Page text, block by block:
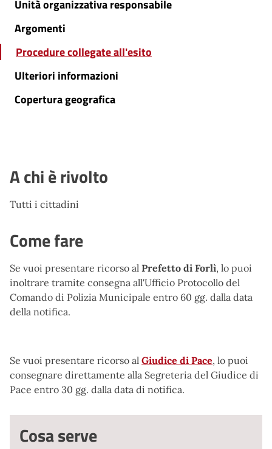
Unità organizzativa responsabile
Argomenti
Procedure collegate all'esito
Ulteriori informazioni
Copertura geografica
A chi è rivolto
Tutti i cittadini
Come fare
Se vuoi presentare ricorso al Prefetto di Forlì, lo puoi
inoltrare tramite consegna all'Ufficio Protocollo del
Comando di Polizia Municipale entro 60 gg. dalla data
della notifica.
Se vuoi presentare ricorso al Giudice di Pace, lo puoi
consegnare direttamente alla Segreteria del Giudice di
Pace entro 30 gg. dalla data di notifica.
Cosa serve